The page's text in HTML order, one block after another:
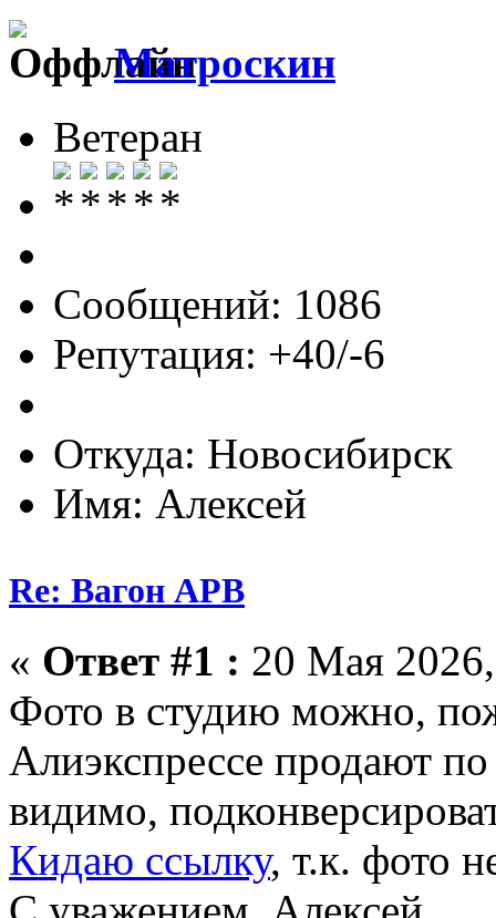
Матроскин
Ветеран
Сообщений: 1086
Репутация: +40/-6
Откуда: Новосибирск
Имя: Алексей
Re: Вагон АРВ
« Ответ #1 : 20 Мая
Фото в студию можно,
Алиэкспрессе продают
видимо,
Кидаю ссылку, т.к. фото